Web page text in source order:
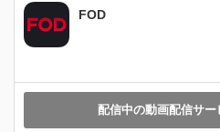
FOD
配信中の動画配信サ